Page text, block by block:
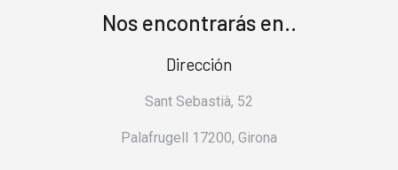
Nos encontrarás en..
Dirección
Sant Sebastià, 52
Palafrugell 17200, Girona